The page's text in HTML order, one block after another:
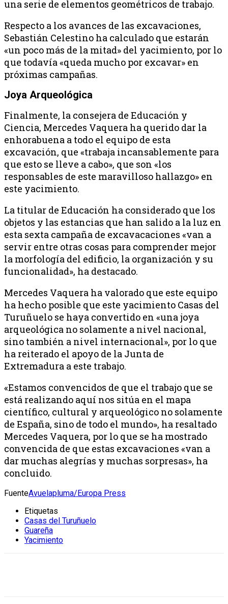
una serie de elementos geométricos de trabajo.
Respecto a los avances de las excavaciones,
Sebastián Celestino ha calculado que estarán
«un poco más de la mitad» del yacimiento, por lo
que todavía «queda mucho por excavar» en
próximas campañas.
Joya Arqueológica
Finalmente, la consejera de Educación y
Ciencia, Mercedes Vaquera ha querido dar la
enhorabuena a todo el equipo de esta
excavación, que «trabaja incansablemente para
que esto se lleve a cabo», que son «los
responsables de este maravilloso hallazgo» en
este yacimiento.
La titular de Educación ha considerado que los
objetos y las estancias que han salido a la luz en
esta sexta campaña de excavacaciones «van a
servir entre otras cosas para comprender mejor
la morfología del edificio, la organización y su
funcionalidad», ha destacado.
Mercedes Vaquera ha valorado que este equipo
ha hecho posible que este yacimiento Casas del
Turuñuelo se haya convertido en «una joya
arqueológica no solamente a nivel nacional,
sino también a nivel internacional», por lo que
ha reiterado el apoyo de la Junta de
Extremadura a este trabajo.
«Estamos convencidos de que el trabajo que se
está realizando aquí nos sitúa en el mapa
científico, cultural y arqueológico no solamente
de España, sino de todo el mundo», ha resaltado
Mercedes Vaquera, por lo que se ha mostrado
convencida de que estas excavaciones «van a
dar muchas alegrías y muchas sorpresas», ha
concluido.
FuenteAvuelapluma/Europa Press
Etiquetas
Casas del Turuñuelo
Guareña
Yacimiento